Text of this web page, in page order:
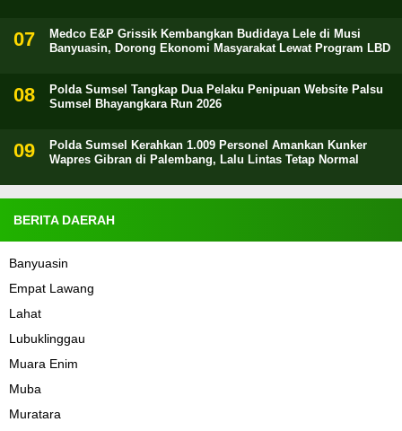
Medco E&P Grissik Kembangkan Budidaya Lele di Musi
Banyuasin, Dorong Ekonomi Masyarakat Lewat Program LBD
Polda Sumsel Tangkap Dua Pelaku Penipuan Website Palsu
Sumsel Bhayangkara Run 2026
Polda Sumsel Kerahkan 1.009 Personel Amankan Kunker
Wapres Gibran di Palembang, Lalu Lintas Tetap Normal
BERITA DAERAH
Banyuasin
Empat Lawang
Lahat
Lubuklinggau
Muara Enim
Muba
Muratara